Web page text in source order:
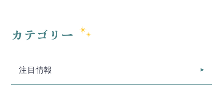
カテゴリー
注目情報